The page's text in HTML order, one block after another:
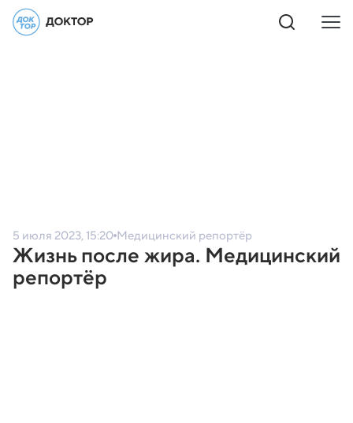
5 июля 2023, 15:20 Медицинский репортёр
Жизнь после жира. Медицинский
репортёр